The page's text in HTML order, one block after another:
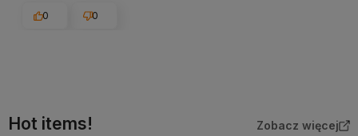
0
0
Hot items! Zobacz więcej